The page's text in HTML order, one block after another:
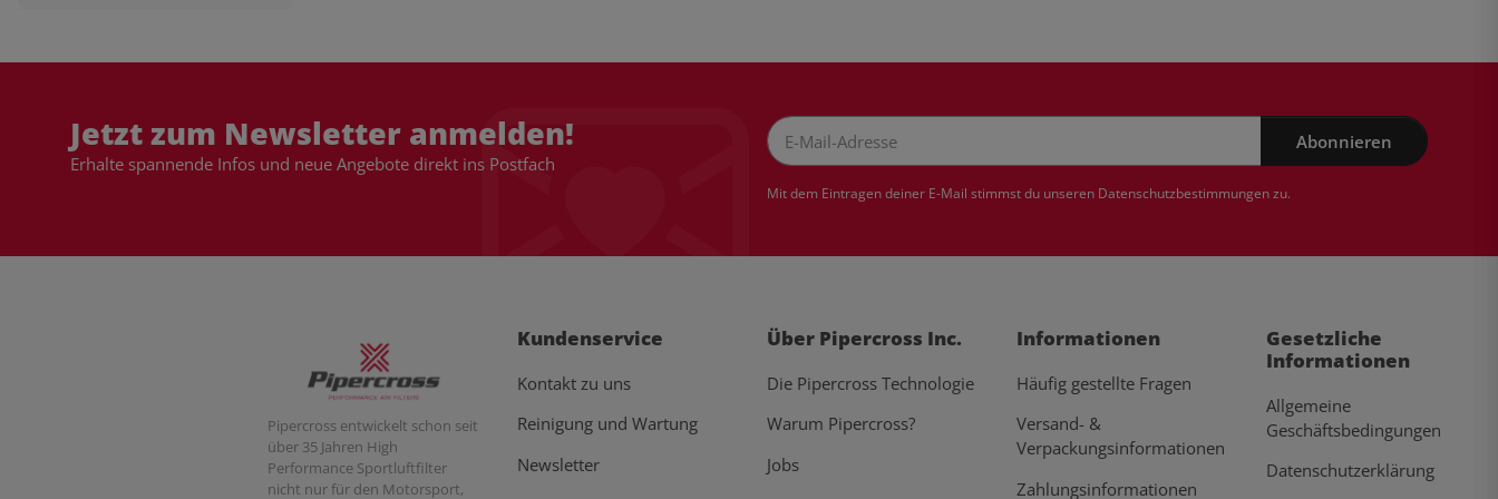
Jetzt zum Newsletter anmelden!
Erhalte spannende Infos und neue Angebote direkt ins Postfach
Abonnieren
Mit dem Eintragen deiner E-Mail stimmst du unseren Datenschutzbestimmungenzu.
Pipercross entwickelt schon seit
über 35 Jahren High
Performance Sportluftfilter
nicht nur für den Motorsport,
Kundenservice
Kontakt zu uns
Reinigung und Wartung
Newsletter
Über Pipercross Inc.
Die Pipercross Technologie
Warum Pipercross?
Jobs
Informationen
Häufig gestellte Fragen
Versand- &
Verpackungsinformationen
Zahlungsinformationen
Gesetzliche
Informationen
Allgemeine
Geschäftsbedingungen
Datenschutzerklärung